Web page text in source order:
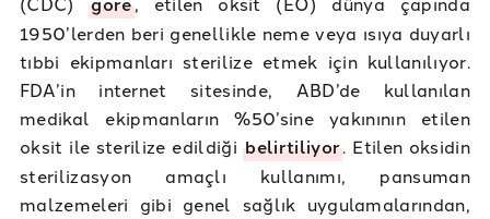
1950’lerden beri genellikle neme veya ısıya duyarlı
tıbbi ekipmanları sterilize etmek için kullanılıyor.
FDA’in internet sitesinde, ABD’de kullanılan
medikal ekipmanların %50’sine yakınının etilen
oksit ile sterilize edildiğibelirtiliyor. Etilen oksidin
sterilizasyon amaçlı kullanımı, pansuman
malzemeleri gibi genel sağlık uygulamalarından,